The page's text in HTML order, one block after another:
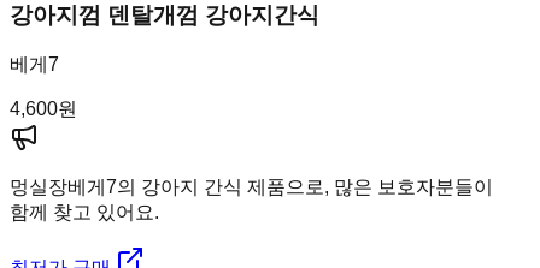
강아지껌 덴탈개껌 강아지간식
베게7
4,600원
멍실장베게7의 강아지 간식 제품으로, 많은 보호자분들이
함께 찾고 있어요.